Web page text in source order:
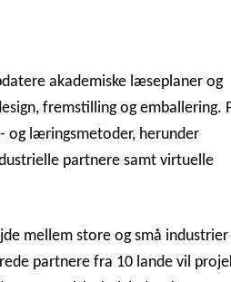
akademiske læseplaner og
fremstilling og emballering.
og læringsmetoder, herunder
partnere samt virtuelle
mellem store og små
partnere fra 10 lande vil